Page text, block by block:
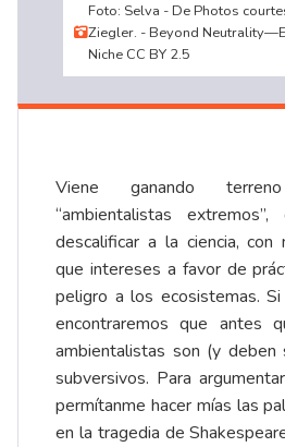
Foto: Selva - De Photos
Ziegler. - Beyond
Niche CC BY 2.5
Viene ganando
“ambientalistas
descalificar a la ciencia, con
que intereses a favor de
peligro a los ecosistemas.
encontraremos que antes
ambientalistas son (y deben
subversivos. Para
permítanme hacer mías las
en la tragedia de